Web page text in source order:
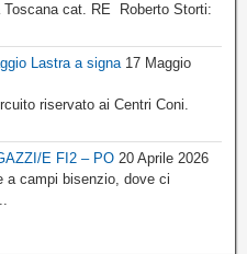
cat. RE Roberto Storti:
Lastra a signa17 Maggio
riservato ai Centri Coni.
E FI2 – PO 20 Aprile 2026
a campi bisenzio, dove ci